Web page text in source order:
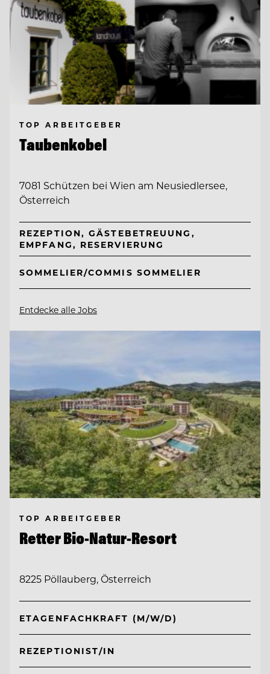
TOP ARBEITGEBER
Taubenkobel
7081 Schützen bei Wien am Neusiedlersee,
Österreich
REZEPTION, GÄSTEBETREUUNG,
EMPFANG, RESERVIERUNG
SOMMELIER/COMMIS SOMMELIER
Entdecke alle Jobs
TOP ARBEITGEBER
Retter Bio-Natur-Resort
8225 Pöllauberg, Österreich
ETAGENFACHKRAFT (M/W/D)
REZEPTIONIST/IN